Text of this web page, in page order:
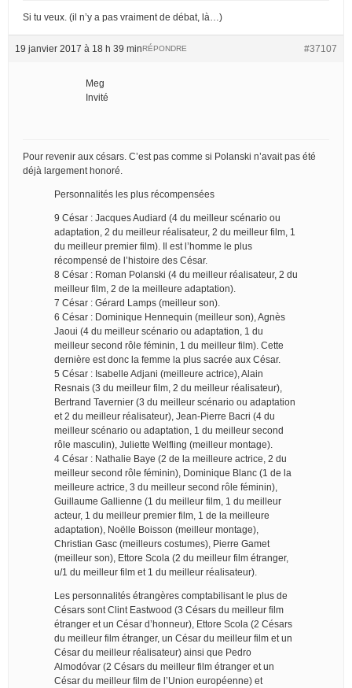
Si tu veux. (il n’y a pas vraiment de débat, là…)
19 janvier 2017 à 18 h 39 min #37107
RÉPONDRE
Meg
Invité
Pour revenir aux césars. C’est pas comme si Polanski n’avait pas été
déjà largement honoré.
Personnalités les plus récompensées
9 César : Jacques Audiard (4 du meilleur scénario ou
adaptation, 2 du meilleur réalisateur, 2 du meilleur film, 1
du meilleur premier film). Il est l’homme le plus
récompensé de l’histoire des César.
8 César : Roman Polanski (4 du meilleur réalisateur, 2 du
meilleur film, 2 de la meilleure adaptation).
7 César : Gérard Lamps (meilleur son).
6 César : Dominique Hennequin (meilleur son), Agnès
Jaoui (4 du meilleur scénario ou adaptation, 1 du
meilleur second rôle féminin, 1 du meilleur film). Cette
dernière est donc la femme la plus sacrée aux César.
5 César : Isabelle Adjani (meilleure actrice), Alain
Resnais (3 du meilleur film, 2 du meilleur réalisateur),
Bertrand Tavernier (3 du meilleur scénario ou adaptation
et 2 du meilleur réalisateur), Jean-Pierre Bacri (4 du
meilleur scénario ou adaptation, 1 du meilleur second
rôle masculin), Juliette Welfling (meilleur montage).
4 César : Nathalie Baye (2 de la meilleure actrice, 2 du
meilleur second rôle féminin), Dominique Blanc (1 de la
meilleure actrice, 3 du meilleur second rôle féminin),
Guillaume Gallienne (1 du meilleur film, 1 du meilleur
acteur, 1 du meilleur premier film, 1 de la meilleure
adaptation), Noëlle Boisson (meilleur montage),
Christian Gasc (meilleurs costumes), Pierre Gamet
(meilleur son), Ettore Scola (2 du meilleur film étranger,
u/1 du meilleur film et 1 du meilleur réalisateur).
Les personnalités étrangères comptabilisant le plus de
Césars sont Clint Eastwood (3 Césars du meilleur film
étranger et un César d’honneur), Ettore Scola (2 Césars
du meilleur film étranger, un César du meilleur film et un
César du meilleur réalisateur) ainsi que Pedro
Almodóvar (2 Césars du meilleur film étranger et un
César du meilleur film de l’Union européenne) et